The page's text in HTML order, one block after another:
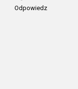
Odpowiedz